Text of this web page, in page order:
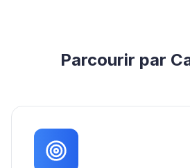
Parcourir par